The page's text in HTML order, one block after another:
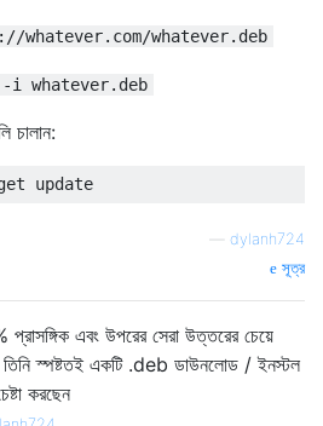
whatever.com/whatever.deb
-i whatever.deb
চালান:
dylanh724
সূত্র
এবং উপরের সেরা উত্তরের চেয়ে
স্পষ্টতই একটি .deb ডাউনলোড / ইনস্টল
করছেন